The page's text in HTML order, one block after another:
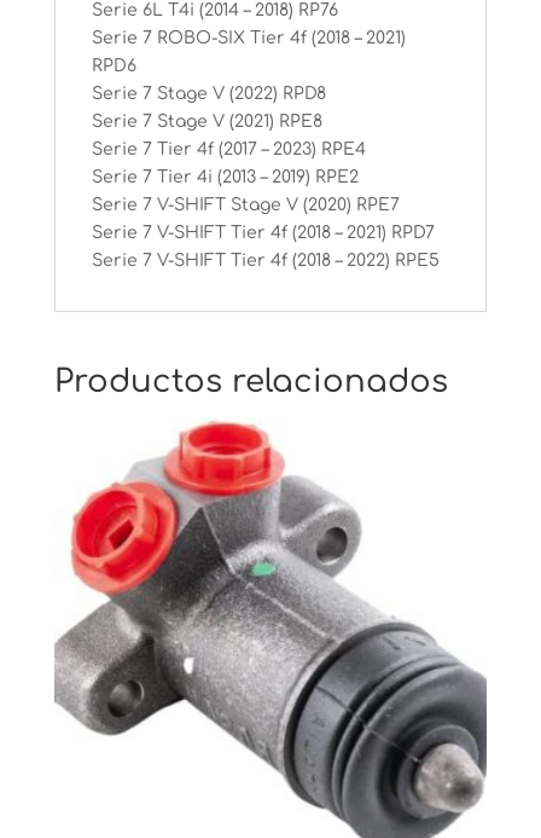
Serie 6L T4i (2014 – 2018) RP76
Serie 7 ROBO-SIX Tier 4f (2018 – 2021)
RPD6
Serie 7 Stage V (2022) RPD8
Serie 7 Stage V (2021) RPE8
Serie 7 Tier 4f (2017 – 2023) RPE4
Serie 7 Tier 4i (2013 – 2019) RPE2
Serie 7 V-SHIFT Stage V (2020) RPE7
Serie 7 V-SHIFT Tier 4f (2018 – 2021) RPD7
Serie 7 V-SHIFT Tier 4f (2018 – 2022) RPE5
Productos relacionados